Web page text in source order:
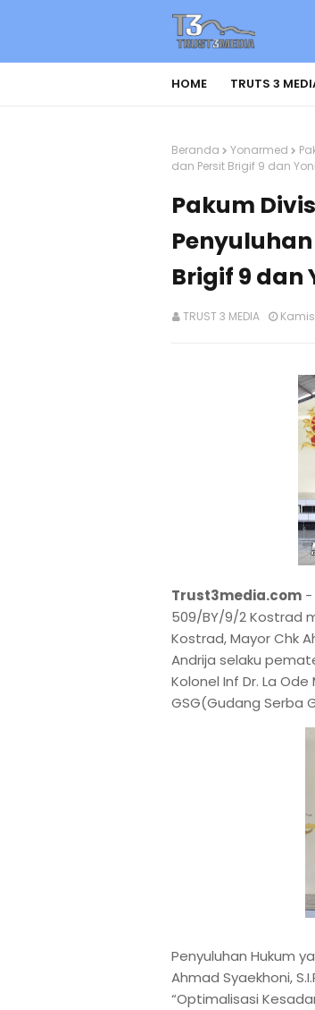
HOME TRUTS 3
Beranda Yonarmed
dan Persit Brigif 9 dan
Pakum
Brigif 9 dan
TRUST 3 MEDIA
Trust3media.com -
509/BY/9/2 Kostrad
Kostrad, Mayor Chk
Andrija selaku
Kolonel Inf Dr. La
GSG(Gudang Serba
Penyuluhan Hukum
Ahmad Syaekhoni,
“Optimalisasi